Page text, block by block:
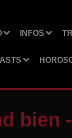
INFOS
bien